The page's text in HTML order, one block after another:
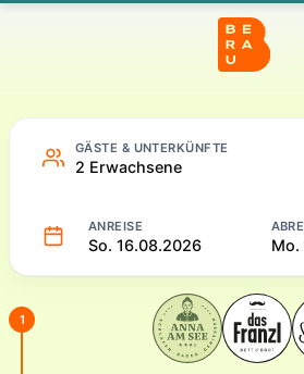
GÄSTE & UNTERKÜNFTE
2 Erwachsene
ANREISE
So. 16.08.2026 Mo.
1